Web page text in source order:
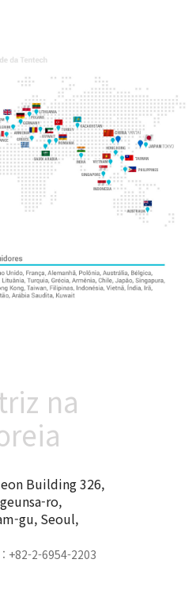
na
Building 326,
ro,
gu, Seoul,
+82-2-6954-2203